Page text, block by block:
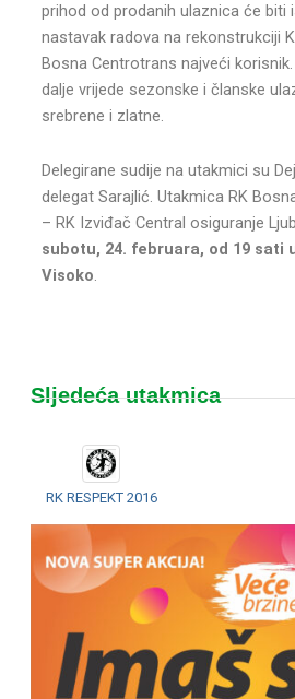
prihod od prodanih ulaznica će biti
nastavak radova na rekonstrukciji
Bosna Centrotrans najveći
dalje vrijede sezonske i članske
srebrene i zlatne.
Delegirane sudije na utakmici su
delegat Sarajlić. Utakmica RK
– RK Izviđač Central osiguranje
subotu, 24. februara, od 19 sati
Visoko.
Sljedeća utakmica
RK RESPEKT 2016